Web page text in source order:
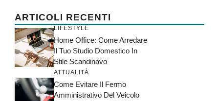
ARTICOLI RECENTI
LIFESTYLE
Home Office: Come Arredare
Il Tuo Studio Domestico In
Stile Scandinavo
ATTUALITÀ
Come Evitare Il Fermo
Amministrativo Del Veicolo